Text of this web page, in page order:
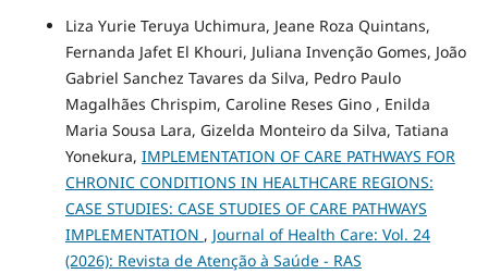
Liza Yurie Teruya Uchimura, Jeane Roza Quintans,
Fernanda Jafet El Khouri, Juliana Invenção Gomes, João
Gabriel Sanchez Tavares da Silva, Pedro Paulo
Magalhães Chrispim, Caroline Reses Gino , Enilda
Maria Sousa Lara, Gizelda Monteiro da Silva, Tatiana
Yonekura, IMPLEMENTATION OF CARE PATHWAYS FOR
CHRONIC CONDITIONS IN HEALTHCARE REGIONS:
CASE STUDIES: CASE STUDIES OF CARE PATHWAYS
IMPLEMENTATION , Journal of Health Care: Vol. 24
(2026): Revista de Atenção à Saúde - RAS